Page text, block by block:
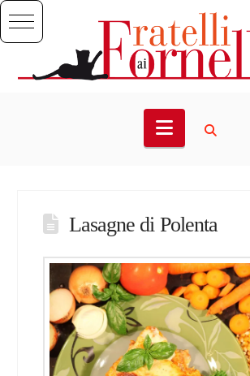
Navigation
Lasagne di Polenta